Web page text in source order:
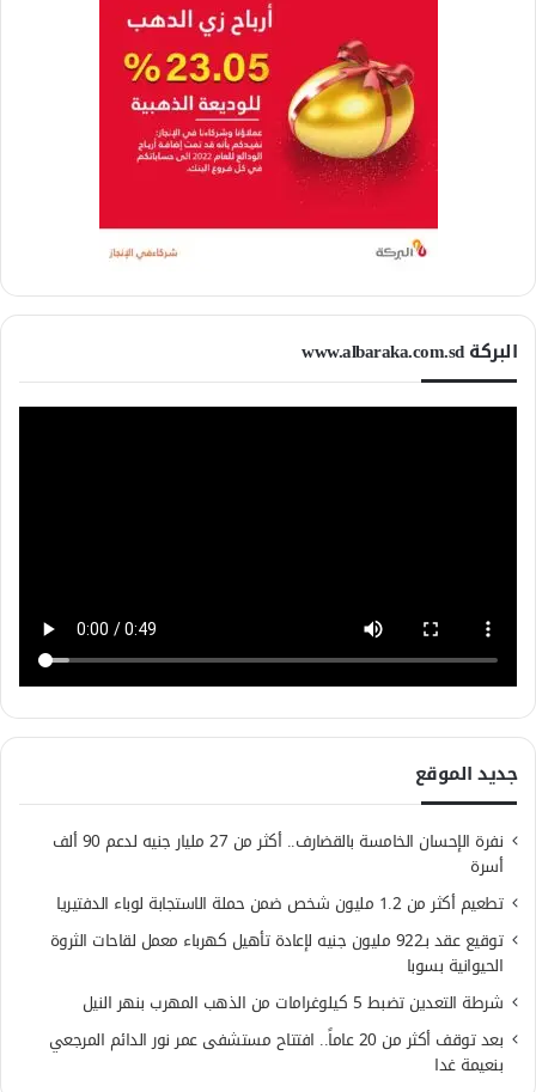
البركة www.albaraka.com.sd
جديد الموقع
نفرة الإحسان الخامسة بالقضارف.. أكثر من 27 مليار جنيه لدعم 90 ألف
أسرة
تطعيم أكثر من 1.2 مليون شخص ضمن حملة الاستجابة لوباء الدفتيريا
توقيع عقد بـ922 مليون جنيه لإعادة تأهيل كهرباء معمل لقاحات الثروة
الحيوانية بسوبا
شرطة التعدين تضبط 5 كيلوغرامات من الذهب المهرب بنهر النيل
بعد توقف أكثر من 20 عاماً.. افتتاح مستشفى عمر نور الدائم المرجعي
بنعيمة غدا